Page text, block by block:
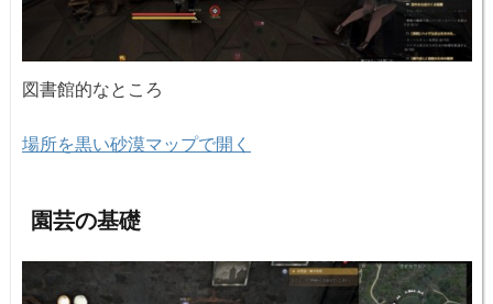
図書館的なところ
場所を黒い砂漠マップで開く
園芸の基礎